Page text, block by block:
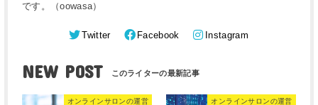
です。（oowasa）
Twitter Facebook Instagram
NEW POST
オンラインサロンの運営 オンラインサロンの運営